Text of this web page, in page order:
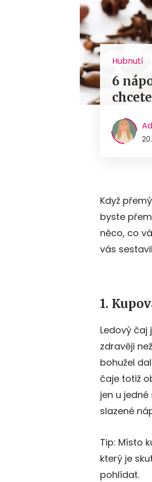
Hubnutí
6
Když
byste
něco, co
vás
1.
Ledový
zdravěji
bohužel
čaje totiž
jen u
slazené
Tip: Místo
který je
pohlídat.